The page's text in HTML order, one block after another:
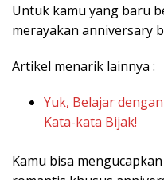
Untuk kamu yang baru
merayakan anniversary
Artikel menarik lainnya :
Yuk, Belajar
Kata-kata Bijak!
Kamu bisa